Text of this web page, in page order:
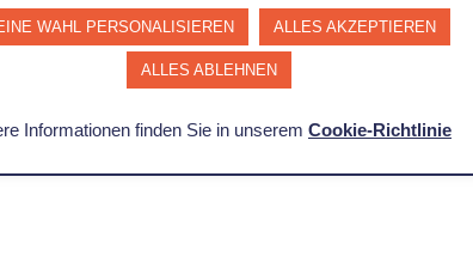
- 1.
WAHL PERSONALISIEREN ALLES AKZEPTIEREN
ALLES ABLEHNEN
Informationen finden Sie in unserem Cookie-Richtlinie